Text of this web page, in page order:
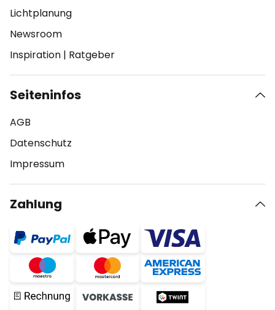
Lichtplanung
Newsroom
Inspiration | Ratgeber
Seiteninfos
AGB
Datenschutz
Impressum
Zahlung